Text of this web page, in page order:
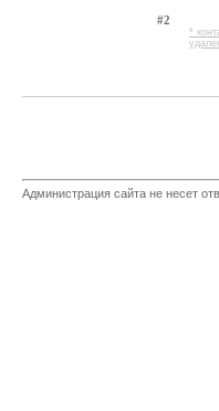
#2
*
Администрация сайта не несет